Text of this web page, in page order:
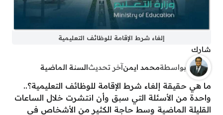
إلغاء شرط الإقامة للوظائف التعليمية
شارك
بواسطةمحمد ايمنآخر تحديثالسنة الماضية
ما هي حقيقة إلغاء شرط الإقامة للوظائف التعليمية؟..
واحدة من الأسئلة التي سبق وأن انتشرت خلال الساعات
القليلة الماضية وسط حاجة الكثير من الأشخاص في